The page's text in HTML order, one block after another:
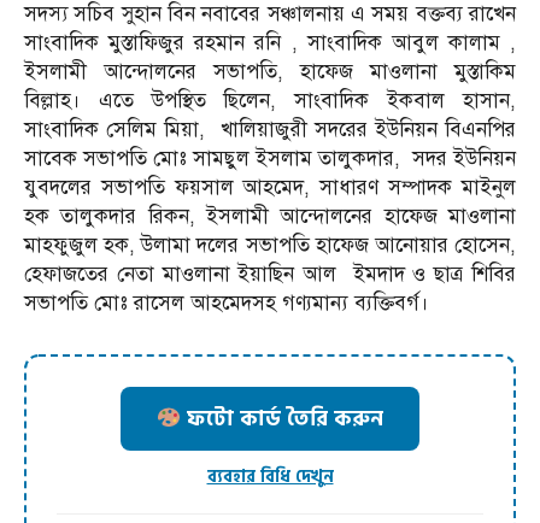
সদস্য সচিব সুহান বিন নবাবের সঞ্চালনায় এ সময় বক্তব্য রাখেন
সাংবাদিক মুস্তাফিজুর রহমান রনি , সাংবাদিক আবুল কালাম ,
ইসলামী আন্দোলনের সভাপতি, হাফেজ মাওলানা মুস্তাকিম
বিল্লাহ। এতে উপস্থিত ছিলেন, সাংবাদিক ইকবাল হাসান,
সাংবাদিক সেলিম মিয়া, খালিয়াজুরী সদরের ইউনিয়ন বিএনপির
সাবেক সভাপতি মোঃ সামছুল ইসলাম তালুকদার, সদর ইউনিয়ন
যুবদলের সভাপতি ফয়সাল আহমেদ, সাধারণ সম্পাদক মাইনুল
হক তালুকদার রিকন, ইসলামী আন্দোলনের হাফেজ মাওলানা
মাহফুজুল হক, উলামা দলের সভাপতি হাফেজ আনোয়ার হোসেন,
হেফাজতের নেতা মাওলানা ইয়াছিন আল ইমদাদ ও ছাত্র শিবির
সভাপতি মোঃ রাসেল আহমেদসহ গণ্যমান্য ব্যক্তিবর্গ।
ফটো কার্ড তৈরি করুন
ব্যবহার বিধি দেখুন